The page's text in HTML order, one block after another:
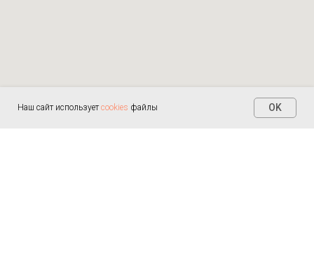
Наш сайт используетcookies файлы OK